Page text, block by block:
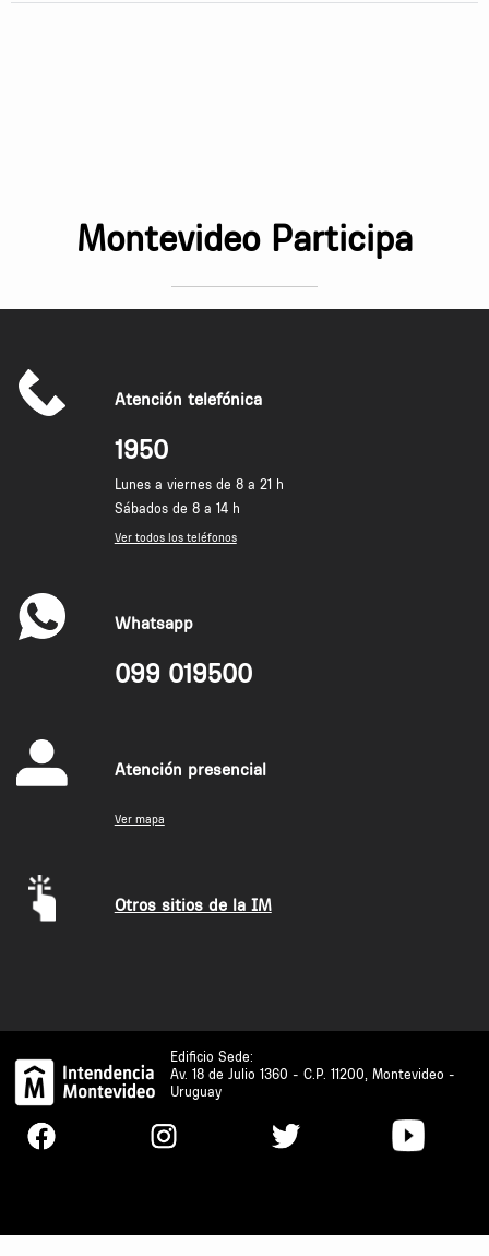
Montevideo Participa
Atención telefónica
1950
Lunes a viernes de 8 a 21 h
Sábados de 8 a 14 h
Ver todos los teléfonos
Whatsapp
099 019500
Atención presencial
Ver mapa
Otros sitios de la IM
Edificio Sede:
Av. 18 de Julio 1360 - C.P. 11200, Montevideo -
Uruguay